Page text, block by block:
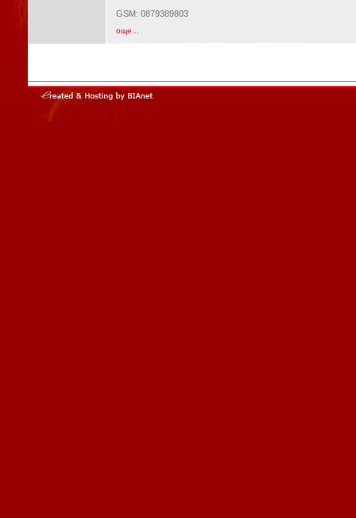
GSM: 0879389803
още...